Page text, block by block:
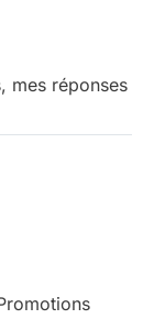
mes réponses